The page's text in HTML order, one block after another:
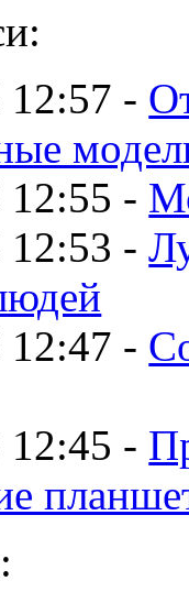
12:57 -
12:55 -
12:53 -
12:47 -
12:45 -